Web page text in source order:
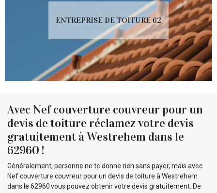
ENTREPRISE DE TOITURE 62
Avec Nef couverture couvreur pour un
devis de toiture réclamez votre devis
gratuitement à Westrehem dans le
62960 !
Généralement, personne ne te donne rien sans payer, mais avec
Nef couverture couvreur pour un devis de toiture à Westrehem
dans le 62960 vous pouvez obtenir votre devis gratuitement. De